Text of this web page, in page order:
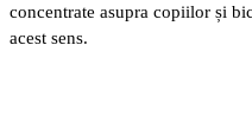
concentrate asupra copiilor și
acest sens.